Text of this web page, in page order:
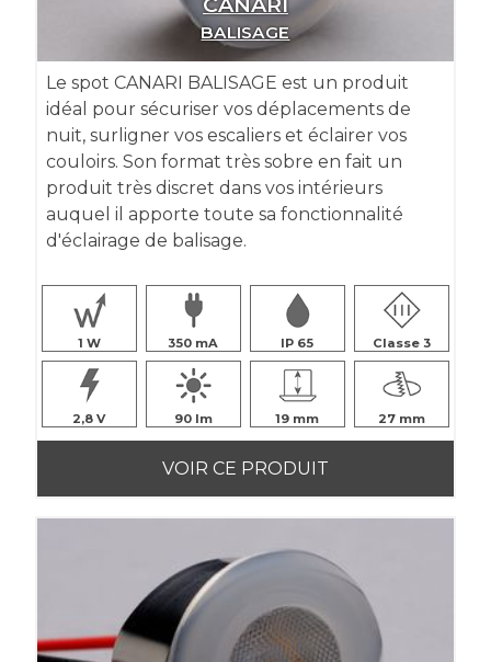
BALISAGE
Le spot CANARI BALISAGE est un produit
idéal pour sécuriser vos déplacements de
nuit, surligner vos escaliers et éclairer vos
couloirs. Son format très sobre en fait un
produit très discret dans vos intérieurs
auquel il apporte toute sa fonctionnalité
d'éclairage de balisage.
1 350 IP 65 Classe 3
2,8 90 19 27
VOIR CE PRODUIT